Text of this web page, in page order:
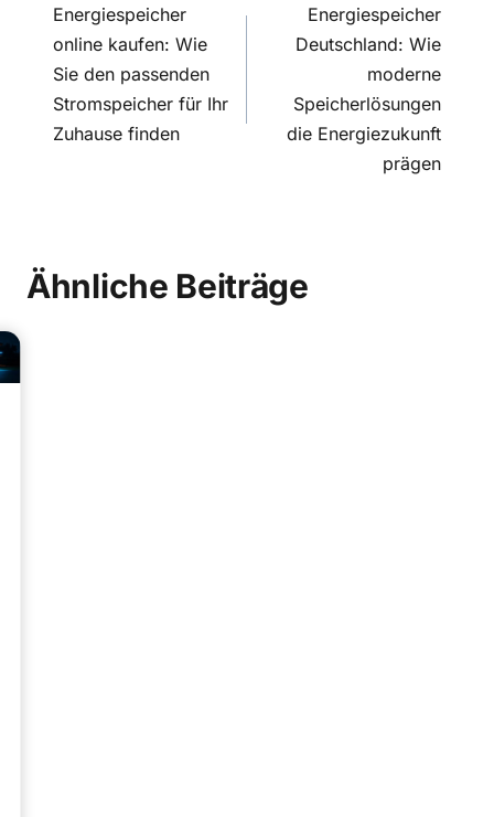
Energiespeicher
online kaufen: Wie
Sie den passenden
Stromspeicher für Ihr
Zuhause finden
Energiespeicher
Deutschland: Wie
moderne
Speicherlösungen
die Energiezukunft
prägen
Ähnliche Beiträge